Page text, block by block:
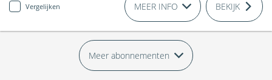
Vergelijken MEER INFO BEKIJK
Meer abonnementen